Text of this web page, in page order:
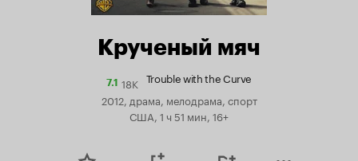
Крученый мяч
7.1Рейтинг
Кинопоиска
18K Trouble with the Curve
2012, драма, мелодрама, спорт
США, 1 ч 51 мин, 16+